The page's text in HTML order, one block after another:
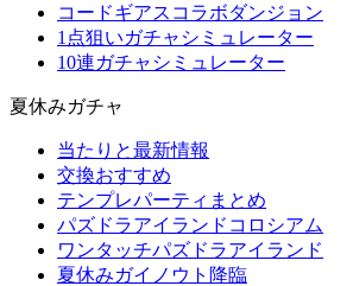
コードギアスコラボダンジョン
1点狙いガチャシミュレーター
10連ガチャシミュレーター
夏休みガチャ
当たりと最新情報
交換おすすめ
テンプレパーティまとめ
パズドラアイランドコロシアム
ワンタッチパズドラアイランド
夏休みガイノウト降臨